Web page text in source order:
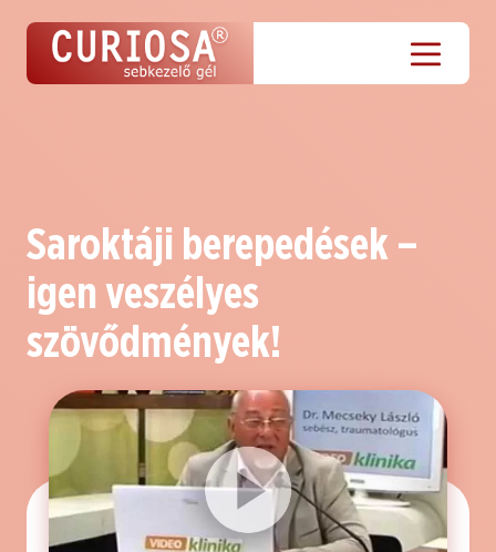
Saroktáji berepedések –
igen veszélyes
szövődmények!